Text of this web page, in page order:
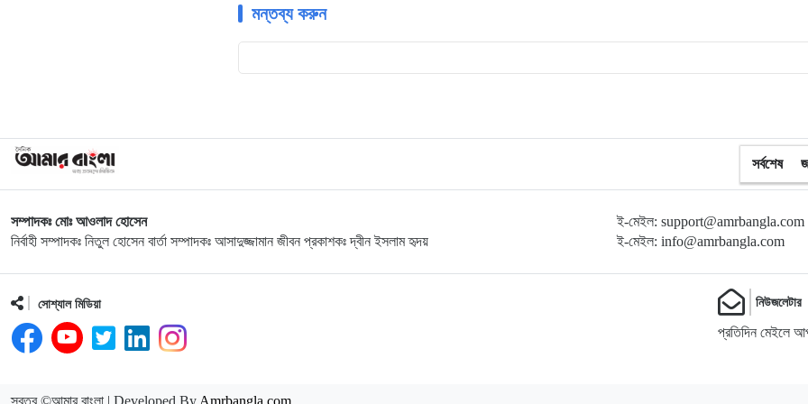
মন্তব্য করুন
সর্বশেষ
সম্পাদকঃ মোঃ আওলাদ হোসেন
নির্বাহী সম্পাদকঃ নিতুল হোসেন বার্তা সম্পাদকঃ আসাদুজ্জামান জীবন প্রকাশকঃ দ্বীন ইসলাম হৃদয়
ই-মেইল: support@amrbangla.com
ই-মেইল: info@amrbangla.com
সোশ্যাল মিডিয়া নিউজলেটার
প্রতিদিন মেইলে
স্বত্ব ©আমার বাংলা | Developed By Amrbangla.com